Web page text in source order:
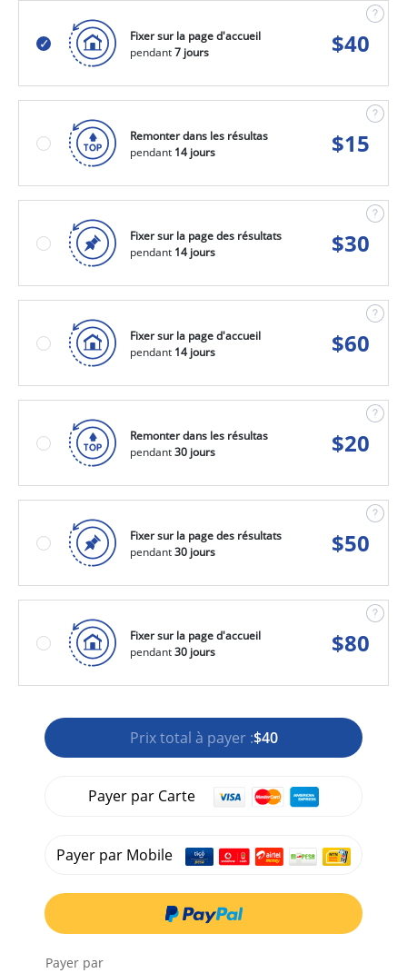
Fixer sur la page d'accueil
pendant7 jours $40
Remonter dans les résultas
pendant 14 jours $15
Fixer sur la page des résultats
pendant 14 jours $30
Fixer sur la page d'accueil
pendant 14 jours $60
Remonter dans les résultas
pendant30 jours $20
Fixer sur la page des résultats
pendant30 jours $50
Fixer sur la page d'accueil
pendant30 jours $80
Prix total à payer :$40
Payer par Carte
Payer par Mobile
Payer par